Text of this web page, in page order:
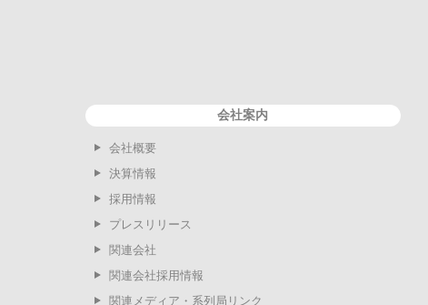
会社案内
会社概要
決算情報
採用情報
プレスリリース
関連会社
関連会社採用情報
関連メディア・系列局リンク